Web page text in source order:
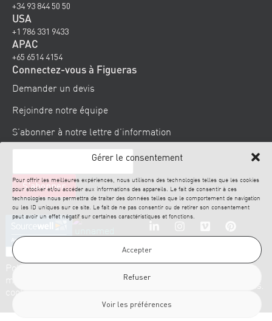
Gérer le consentement
Pour offrir les meilleures expériences, nous utilisons des technologies telles que les cookies
pour stocker et/ou accéder aux informations des appareils. Le fait de consentir à ces
technologies nous permettra de traiter des données telles que le comportement de navigation
ou les ID uniques sur ce site. Le fait de ne pas consentir ou de retirer son consentement
peut avoir un effet négatif sur certaines caractéristiques et fonctions.
Accepter
Refuser
Voir les préférences
+34 93 844 50 50
USA
+1 786 331 9433
APAC
+65 6514 4154
Connectez-vous à Figueras
Demander un devis
Rejoindre notre équipe
S’abonner à notre lettre d’information
© 2026
Politique en
matière de
cookies
Clause de
Mentions
légales
Politique
de